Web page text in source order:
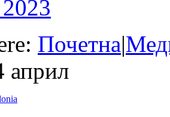
Почетна|